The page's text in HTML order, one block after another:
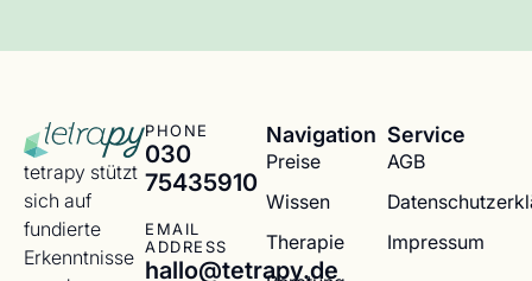
tetrapy stützt
sich auf
fundierte
Erkenntnisse
PHONE
030
75435910
EMAIL
ADDRESS
hallo@tetrapy.de
Navigation
Preise
Wissen
Therapie
Service
AGB
Impressum